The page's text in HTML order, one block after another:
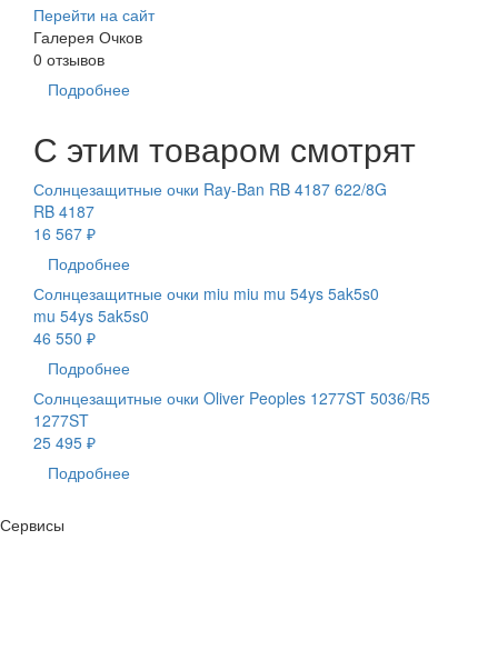
Перейти на сайт
Галерея Очков
0 отзывов
Подробнее
С этим товаром смотрят
Солнцезащитные очки Ray-Ban RB 4187 622/8G
RB 4187
16 567 ₽
Подробнее
Солнцезащитные очки miu miu mu 54ys 5ak5s0
mu 54ys 5ak5s0
46 550 ₽
Подробнее
Солнцезащитные очки Oliver Peoples 1277ST 5036/R5
1277ST
25 495 ₽
Подробнее
Сервисы